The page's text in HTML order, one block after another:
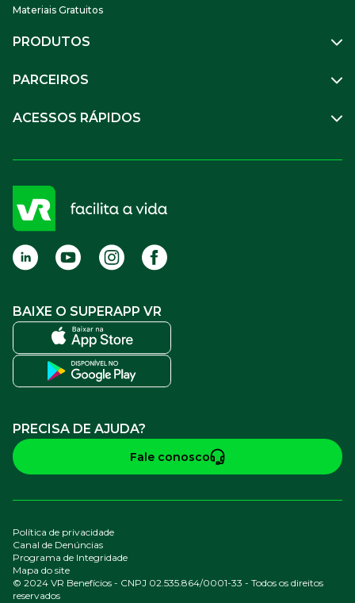
Materiais Gratuitos
PRODUTOS
Benefícios
Soluções Financeiras
Compre Online
PARCEIROS
Parceiro VR
APP VR Estabelecimentos
ACESSOS RÁPIDOS
Sou empresa
FAQ
Termos de Uso
BAIXE O SUPERAPP VR
PRECISA DE AJUDA?
Fale conosco
© 2024 VR Benefícios - CNPJ 02.535.864/0001-33 - Todos os direitos
reservados
Política de privacidade
Canal de Denúncias
Programa de Integridade
Mapa do site